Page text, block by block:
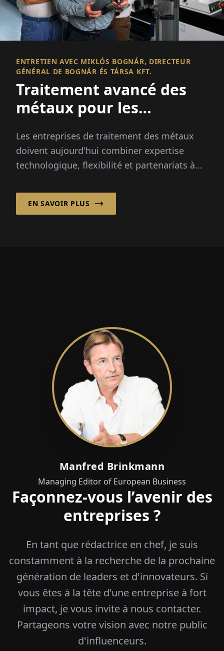
ENTRETIEN AVEC MIKLÓS BOGNÁR, DIRECTEUR
GÉNÉRAL DE BOGNÁR ÉS TÁRSA KFT.
Traitement avancé des
métaux pour les
Les entreprises de traitement des métaux
doivent aujourd'hui combiner expertise
technologique, flexibilité et partenariats à
marchés internationaux.
EN SAVOIR PLUS
Manfred Brinkmann
Managing Editor of European Business
Façonnez-vous l’avenir des
entreprises ?
En tant que rédactrice en chef, je suis
constamment à la recherche de la prochaine
génération de leaders et d'innovateurs. Si
vous êtes à la tête d'une entreprise à fort
impact, je vous invite à nous contacter.
Partageons votre vision avec notre public
d'influenceurs.